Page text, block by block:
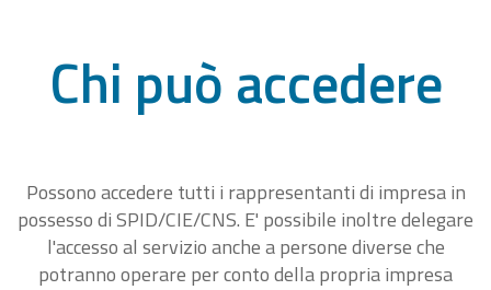
Chi può accedere
Possono accedere tutti i rappresentanti di impresa in
possesso di SPID/CIE/CNS. E' possibile inoltre delegare
l'accesso al servizio anche a persone diverse che
potranno operare per conto della propria impresa